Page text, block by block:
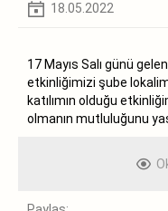
18.05.2022
17 Mayıs Salı günü
etkinliğimizi şube
katılımın olduğu
olmanın mutluluğunu